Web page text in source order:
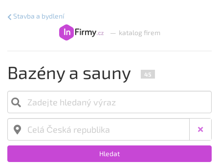
— katalog firem
Stavba a bydlení
Bazény a sauny 45
Hledat